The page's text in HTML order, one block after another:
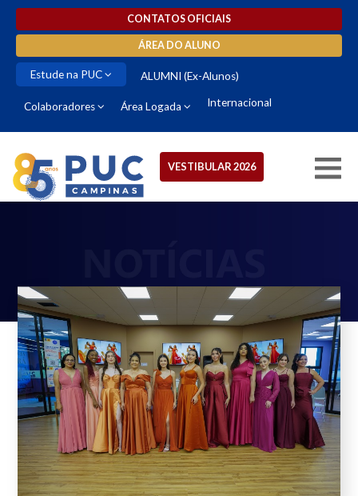
CONTATOS OFICIAIS
ÁREA DO ALUNO
Estude na PUC ALUMNI (Ex-Alunos)
Colaboradores Área Logada Internacional
VESTIBULAR 2026